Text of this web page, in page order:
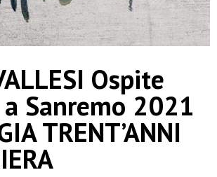
Ospite
Sanremo 2021
TRENT’ANNI